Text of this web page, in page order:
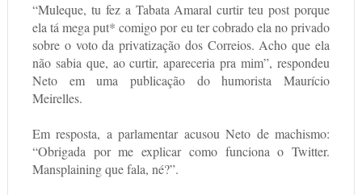
“Muleque, tu fez a Tabata Amaral curtir teu post porque
ela tá mega put* comigo por eu ter cobrado ela no privado
sobre o voto da privatização dos Correios. Acho que ela
não sabia que, ao curtir, apareceria pra mim”, respondeu
Neto em uma publicação do humorista Maurício
Meirelles.
Em resposta, a parlamentar acusou Neto de machismo:
“Obrigada por me explicar como funciona o Twitter.
Mansplaining que fala, né?”.